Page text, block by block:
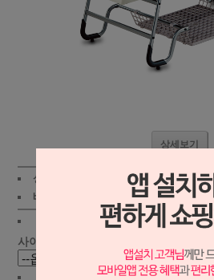
상세보기
상품가 : 248,000원적립금:1500원
배송비 : (조건) ! 지역별 !
사이즈선택(mm) :